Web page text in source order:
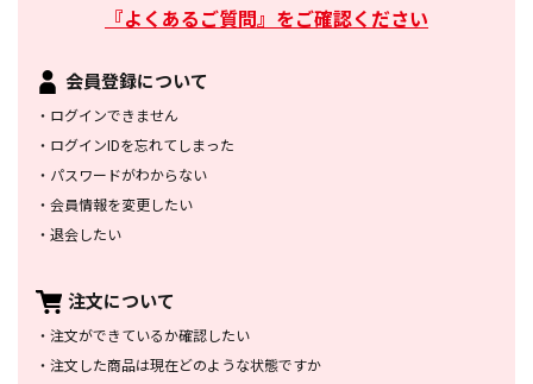
『よくあるご質問』をご確認ください
会員登録について
・ ログインできません
・ ログインIDを忘れてしまった
・ パスワードがわからない
・ 会員情報を変更したい
・ 退会したい
注文について
・ 注文ができているか確認したい
・ 注文した商品は現在どのような状態ですか